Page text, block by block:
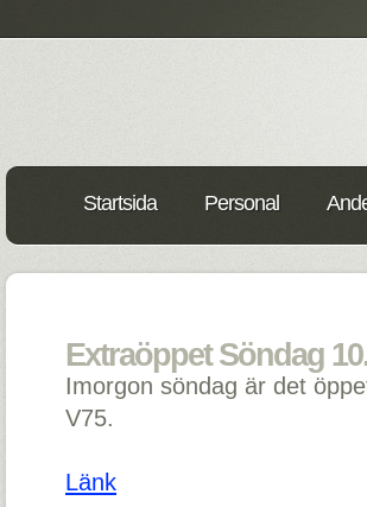
Startsida Personal
Extraöppet Söndag
Imorgon söndag är det
V75.
Länk